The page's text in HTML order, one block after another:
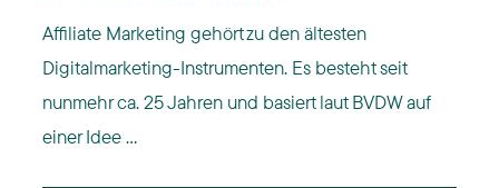
Affiliate Marketing gehört zu den ältesten
Digitalmarketing-Instrumenten. Es besteht seit
nunmehr ca. 25 Jahren und basiert laut BVDW auf
einer Idee ...